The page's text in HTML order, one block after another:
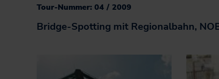
Fahrgastbeirat
Tour-Nummer: 04 / 2009
Bridge-Spotting mit Regionalbahn,